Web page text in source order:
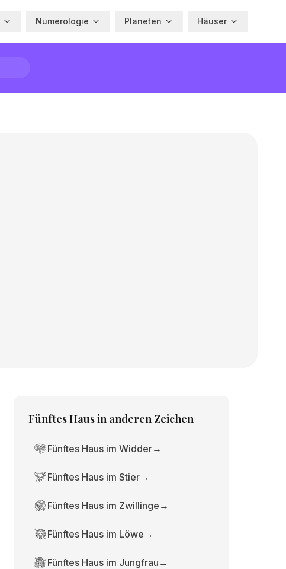
Numerologie Planeten Häuser
Fünftes Hausin anderen Zeichen
Fünftes Haus im Widder→
Fünftes Haus im Stier→
Fünftes Haus im Zwillinge →
Fünftes Haus im Löwe →
Fünftes Haus im Jungfrau →